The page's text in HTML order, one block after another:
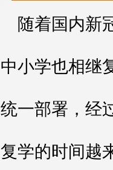
随着国内新
中小学也相继
统一部署，经
复学的时间越